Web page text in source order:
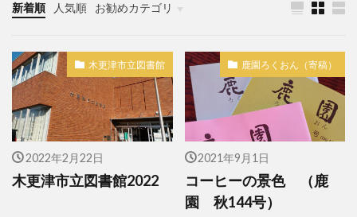
新着順 人気順 お勧めカテゴリ
作品紹介
木更津市立図書館
2022年2月22日
木更津市立図書館2022
鹿園ろくおん（寄稿）
2021年9月1日
コーヒーの景色 （鹿
園 秋144号）